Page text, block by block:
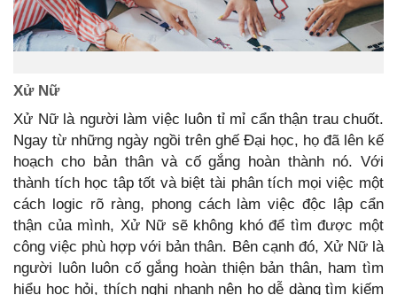
Xử Nữ
Xử Nữ là người làm việc luôn tỉ mỉ cẩn thận trau chuốt.
Ngay từ những ngày ngồi trên ghế Đại học, họ đã lên kế
hoạch cho bản thân và cố gắng hoàn thành nó. Với
thành tích học tâp tốt và biệt tài phân tích mọi việc một
cách logic rõ ràng, phong cách làm việc độc lập cẩn
thận của mình, Xử Nữ sẽ không khó để tìm được một
công việc phù hợp với bản thân. Bên cạnh đó, Xử Nữ là
người luôn luôn cố gắng hoàn thiện bản thân, ham tìm
hiểu học hỏi, thích nghi nhanh nên họ dễ dàng tìm kiếm